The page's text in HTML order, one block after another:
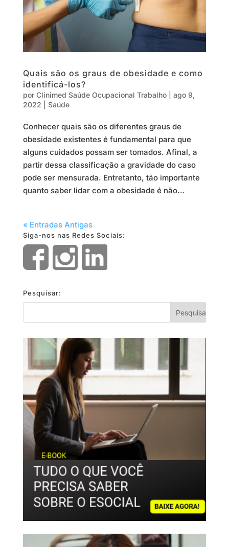
Quais são os graus de obesidade e como
identificá-los?
por Clinimed Saúde Ocupacional Trabalho| ago 9,
2022
Saúde
Conhecer quais são os diferentes graus de
obesidade existentes é fundamental para que
alguns cuidados possam ser tomados. Afinal, a
partir dessa classificação a gravidade do caso
pode ser mensurada. Entretanto, tão importante
quanto saber lidar com a obesidade é não...
« Entradas Antigas
Siga-nos nas Redes Sociais:
Pesquisar: